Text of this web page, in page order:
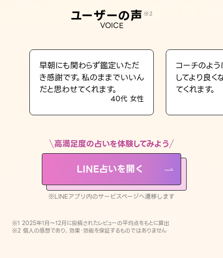
LINE占いを開く
※LINEアプリ内のサービスページへ遷移します
ユーザーの声 ※2
VOICE
早朝にも関わらず鑑定いただ
き感謝です。私のままでいいん
だと思わせてくれます。
40代 女性
コーチのよ
してより良
てくれます。
高満足度の占いを体験してみよう
LINE占いを開く
※LINEアプリ内のサービスページへ遷移します
※1 2025年1月〜12月に投稿されたレビューの平均点をもとに算出
※2 個人の感想であり、効果・効能を保証するものではありません